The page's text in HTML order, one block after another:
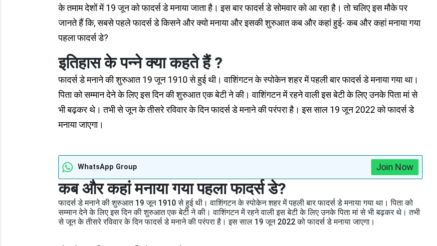
के तमाम देशों में 19 जून को फादर्स डे मनाया जाता है। इस बार फादर्स डे सोमवार को आ रहा है। तो चलिए इस मौके पर
जानते हैं कि, सबसे पहले फादर्स डे किसने और क्यो मनाया और इसकी शुरुआत कब और कहां हुई- कब और कहां मनाया गया
पहला फादर्स डे?
इतिहास के पन्ने क्या कहते हैं ?
फादर्स डे मनाने की शुरुआत 19 जून 1910 से हुई थी। वाशिंगटन के स्पोकेन शहर में पहली बार फादर्स डे मनाया गया था।
पिता को सम्मान देने के लिए इस दिन की शुरुआत एक बेटी ने की। वाशिंगटन में रहने वाली इस बेटी के लिए उनके पिता मां से
भी बढ़कर थे। तभी से जून के तीसरे रविवार के दिन फादर्स डे मनाने की परंपरा है। इस साल 19 जून 2022 को फादर्स डे
मनाया जाएगा।
WhatsApp Group Join Now
कब और कहां मनाया गया पहला फादर्स डे?
फादर्स डे मनाने की शुरुआत 19 जून 1910 से हुई थी। वाशिंगटन के स्पोकेन शहर में पहली बार फादर्स डे मनाया गया था। पिता को
सम्मान देने के लिए इस दिन की शुरुआत एक बेटी ने की। वाशिंगटन में रहने वाली इस बेटी के लिए उनके पिता मां से भी बढ़कर थे। तभी
से जून के तीसरे रविवार के दिन फादर्स डे मनाने की परंपरा है। इस साल 19 जून 2022 को फादर्स डे मनाया जाएगा।